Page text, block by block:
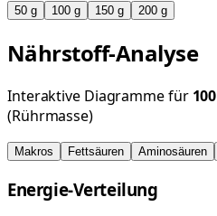
50 g 100 g 150 g 200 g
Nährstoff-Analyse
Interaktive Diagramme für 100
(Rührmasse)
Makros Fettsäuren Aminosäuren
Energie-Verteilung